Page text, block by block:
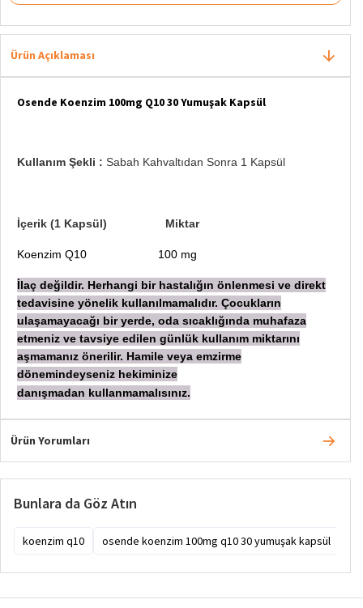
Ürün Açıklaması
Osende Koenzim 100mg Q10 30 Yumuşak Kapsül
Kullanım Şekli : Sabah Kahvaltıdan Sonra 1 Kapsül
İçerik (1 Kapsül) Miktar
Koenzim Q10 100 mg
İlaç değildir. Herhangi bir hastalığın önlenmesi ve direkt
tedavisine yönelik kullanılmamalıdır. Çocukların
ulaşamayacağı bir yerde, oda sıcaklığında muhafaza
etmeniz ve tavsiye edilen günlük kullanım miktarını
aşmamanız önerilir. Hamile veya emzirme
dönemindeyseniz hekiminize
danışmadan kullanmamalısınız.
Ürün Yorumları
Bunlara da Göz Atın
koenzim q10 osende koenzim 100mg q10 30 yumuşak kapsül